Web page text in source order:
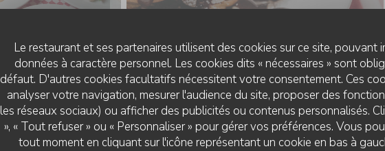
Le restaurant et ses partenaires utilisent des cookies sur ce site, pouvant
données à caractère personnel. Les cookies dits « nécessaires » sont
défaut. D'autres cookies facultatifs nécessitent votre consentement. Ces
analyser votre navigation, mesurer l'audience du site, proposer des
les réseaux sociaux) ou afficher des publicités ou contenus personnalisés.
», « Tout refuser » ou « Personnaliser » pour gérer vos préférences. Vous
tout moment en cliquant sur l'icône représentant un cookie en bas à
LE RESTAURANT